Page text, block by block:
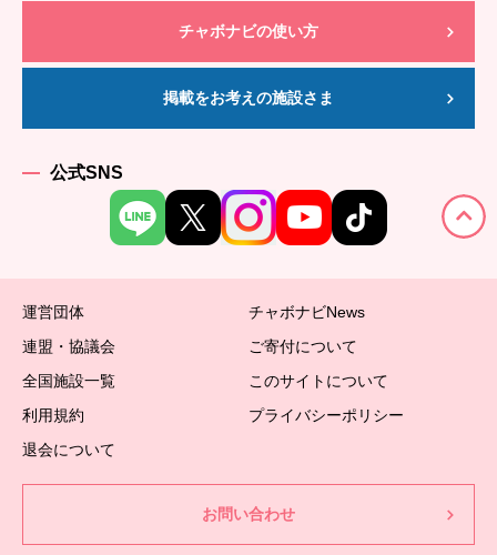
チャボナビの使い方
掲載をお考えの施設さま
公式SNS
運営団体
チャボナビNews
連盟・協議会
ご寄付について
全国施設一覧
このサイトについて
利用規約
プライバシーポリシー
退会について
お問い合わせ